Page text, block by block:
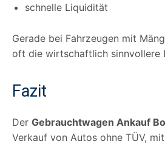
schnelle Liquidität
Gerade bei Fahrzeugen mit
oft die wirtschaftlich sinnvollere
Fazit
Der Gebrauchtwagen Ankauf
Verkauf von Autos ohne TÜV,